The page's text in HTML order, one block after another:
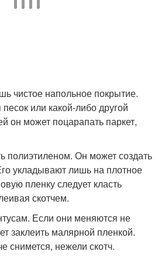
чистое напольное покрытие.
или какой-либо другой
он может поцарапать паркет,
полиэтиленом. Он может создать
укладывают лишь на плотное
пленку следует класть
скотчем.
Если они меняются не
заклеить малярной пленкой.
снимется, нежели скотч.